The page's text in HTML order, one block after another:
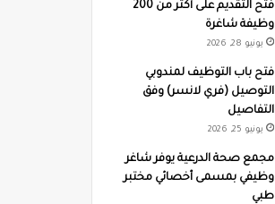
فتح التقديم على أكثر من 200
وظيفة شاغرة
يونيو 28, 2026
فتح باب التوظيف لمندوبي
التوصيل (فري لانسر) وفق
التفاصيل
يونيو 25, 2026
مجمع صحة الدرعية يوفر شاغر
وظيفي بمسمى أخصائي مختبر
طبي